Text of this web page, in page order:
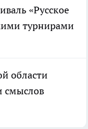
«Русское
турнирами
области
смыслов